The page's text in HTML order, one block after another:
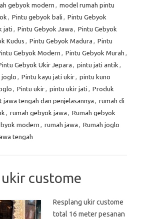
gebyok modern , model rumah pintu
, Pintu gebyok bali , Pintu Gebyok
jati , Pintu Gebyok Jawa , Pintu Gebyok
Kudus , Pintu Gebyok Madura , Pintu
Gebyok Modern , Pintu Gebyok Murah ,
Gebyok Ukir Jepara , pintu jati antik ,
joglo , Pintu kayu jati ukir, pintu kuno
, Pintu ukir, pintu ukir jati , Produk
jawa tengah dan penjelasannya , rumah di
, rumah gebyok jawa , Rumah gebyok
modern , rumah jawa , Rumah joglo
tengah
custome
Resplang ukir custome
total 16 meter pesanan